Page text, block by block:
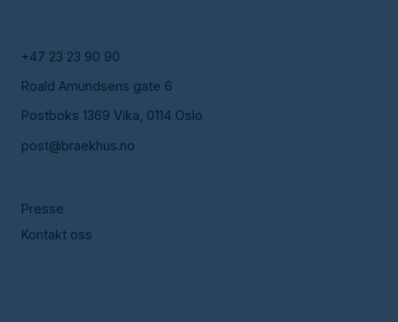
+47 23 23 90 90
Roald Amundsens gate 6
Postboks 1369 Vika, 0114 Oslo
post@braekhus.no
Presse
Kontakt oss